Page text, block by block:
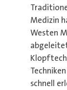
Medizin
Westen
Techniken
schnell